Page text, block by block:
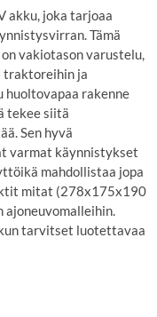
akku, joka tarjoaa
Tämä
vakiotason varustelu,
traktoreihin ja
huoltovapaa rakenne
tekee siitä
Sen hyvä
varmat käynnistykset
mahdollistaa jopa
mitat (278x175x190
ajoneuvomalleihin.
tarvitset luotettavaa